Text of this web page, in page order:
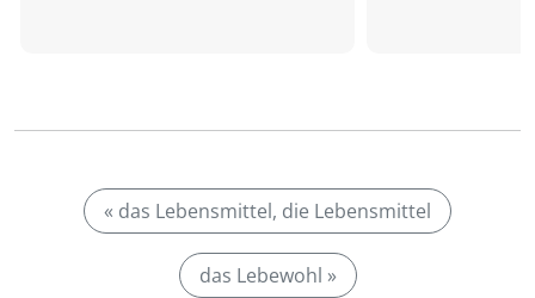
« das Lebensmittel, die Lebensmittel
das Lebewohl »